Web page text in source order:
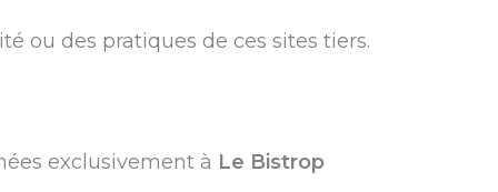
ou des pratiques de ces sites tiers.
exclusivement à Le Bistrop